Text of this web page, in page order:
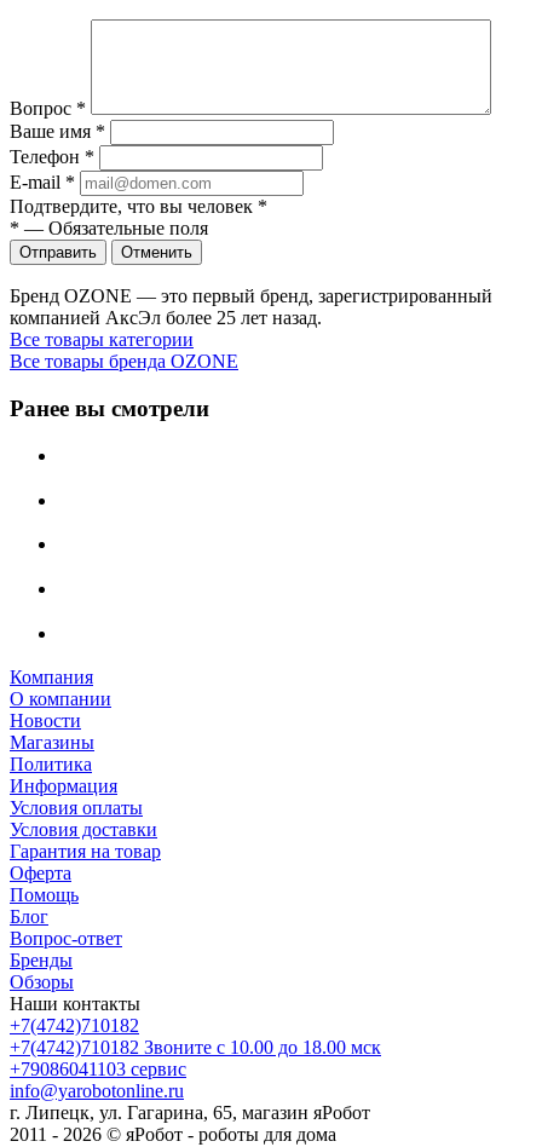
Вопрос *
Ваше имя *
Телефон *
E-mail *
Подтвердите, что вы человек *
* — Обязательные поля
Отправить Отменить
Бренд OZONE — это первый бренд, зарегистрированный
компанией АксЭл более 25 лет назад.
Все товары категории
Все товары бренда OZONE
Ранее вы смотрели
Компания
О компании
Новости
Магазины
Политика
Информация
Условия оплаты
Условия доставки
Гарантия на товар
Оферта
Помощь
Блог
Вопрос-ответ
Бренды
Обзоры
Наши контакты
+7(4742)710182
+7(4742)710182 Звоните с 10.00 до 18.00 мск
+79086041103 сервис
info@yarobotonline.ru
г. Липецк, ул. Гагарина, 65, магазин яРобот
2011 - 2026 © яРобот - роботы для дома